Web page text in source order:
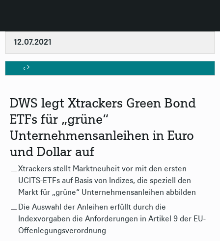
12.07.2021
DWS legt Xtrackers Green Bond
ETFs für „grüne“
Unternehmensanleihen in Euro
und Dollar auf
Xtrackers stellt Marktneuheit vor mit den ersten
UCITS-ETFs auf Basis von Indizes, die speziell den
Markt für „grüne“ Unternehmensanleihen abbilden
Die Auswahl der Anleihen erfüllt durch die
Indexvorgaben die Anforderungen in Artikel 9 der EU-
Offenlegungsverordnung